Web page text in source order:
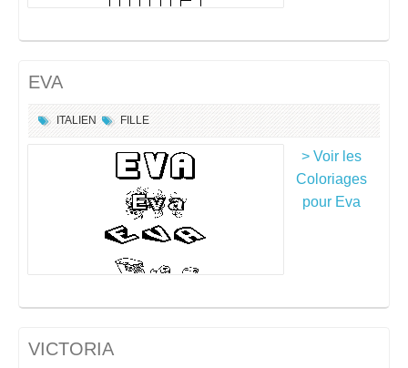
EVA
ITALIEN FILLE
> Voir les
Coloriages
pour Eva
VICTORIA